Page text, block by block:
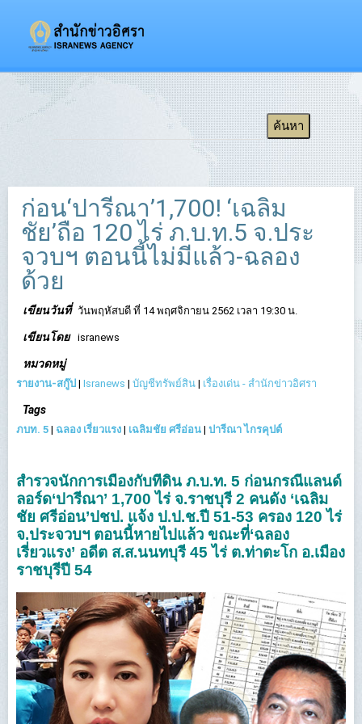
ก่อน‘ปารีณา’1,700! ‘เฉลิม
ชัย’ถือ 120 ไร่ ภ.บ.ท.5 จ.ประ
จวบฯ ตอนนี้ไม่มีแล้ว-ฉลอง
ด้วย
เขียนวันที่ วันพฤหัสบดี ที่ 14 พฤศจิกายน 2562 เวลา 19:30 น.
เขียนโดย isranews
หมวดหมู่
รายงาน-สกู๊ป | Isranews | บัญชีทรัพย์สิน | เรื่องเด่น - สำนักข่าวอิศรา
Tags
ภบท. 5 | ฉลอง เรี่ยวแรง | เฉลิมชัย ศรีอ่อน | ปารีณา ไกรคุปต์
สำรวจนักการเมืองกับที่ดิน ภ.บ.ท. 5 ก่อนกรณีแลนด์
ลอร์ด‘ปารีณา’ 1,700 ไร่ จ.ราชบุรี 2 คนดัง ‘เฉลิม
ชัย ศรีอ่อน’ปชป. แจ้ง ป.ป.ช.ปี 51-53 ครอง 120 ไร่
จ.ประจวบฯ ตอนนี้หายไปแล้ว ขณะที่‘ฉลอง
เรี่ยวแรง’ อดีต ส.ส.นนทบุรี 45 ไร่ ต.ท่าตะโก อ.เมือง
ราชบุรีปี 54